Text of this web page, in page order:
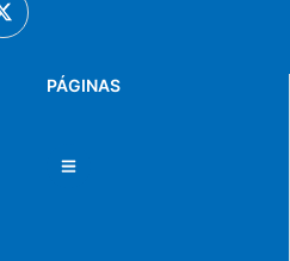
PÁGINAS